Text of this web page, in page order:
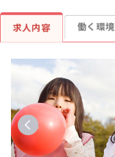
求人内容 働く環境